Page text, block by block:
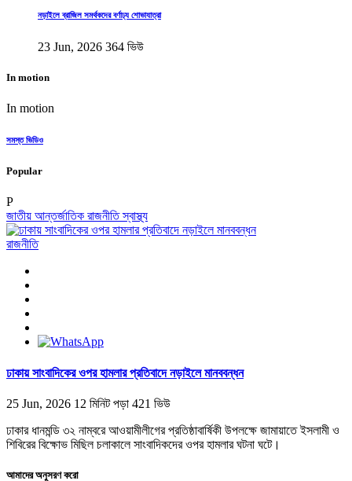
নড়াইলে ব্রাজিল সমর্থকদের বর্ণাঢ্য শোভাযাত্রা
23 Jun, 2026 364 ভিউ
In motion
In motion
সমস্ত ভিডিও
Popular
P
জাতীয় আন্তর্জাতিক রাজনীতিস্বাস্থ্য
রাজনীতি
ঢাকায় সাংবাদিকের ওপর হামলার প্রতিবাদে নড়াইলে মানববন্ধন
25 Jun, 2026 12 মিনিট পড়া 421 ভিউ
ঢাকার ধানমন্ডি ৩২ নাম্বরে আওয়ামীলীগের প্রতিষ্ঠাবার্ষিকী উপলক্ষে জামায়াতে ইসলামী ও
শিবিরের বিক্ষোভ মিছিল চলাকালে সাংবাদিকদের ওপর হামলার ঘটনা ঘটে।
আমাদের অনুসরণ করো